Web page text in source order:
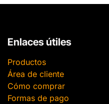
Enlaces útiles
Productos
Área de cliente
Cómo comprar
Formas de pago